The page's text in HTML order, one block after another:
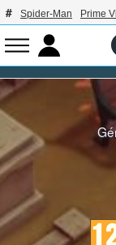
Spider-Man Prime